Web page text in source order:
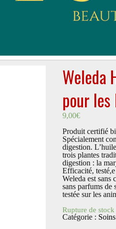
Weleda
pour
9,00€
Produit certifié
Spécialement
digestion.
trois plantes
digestion : la
Efficacité,
Weleda est sans
sans parfums de
testée sur les
Rupture de stock
Catégorie :